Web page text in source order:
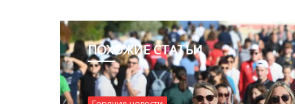
ПОХОЖИЕ СТАТЬИ